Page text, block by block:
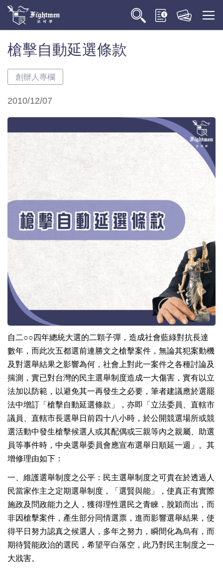
槍擊自動延選條款
創辦人專欄
2010/12/07
自二○○四年總統大選的二顆子彈，造成社會藍綠對抗長達
數年，而此次五都選前連勝文之槍擊案件，無論其犯案動機
及對選舉結果之影響為何，社會上對此一案件之各種討論及
揣測，實已對台灣的民主選舉制度造成一大傷害，實有以立
法加以防範，以避免其一再發生之必要，筆者建議應於選罷
法中增訂「槍擊自動延選條款」，亦即「立法委員、直轄市
議員、直轄市長選舉日前四十八小時，於公開競選場所或競
選活動中發生槍擊候選人或其配偶或三親等內之親屬、助選
員等事件時，中央選舉委員會應宣布選舉日順延一週」。其
增修理由如下：
一、維護選舉制度之公平：民主選舉制度之可貴在於透過人
民當家作主之定期選舉制度，「選賢與能」，使真正有實際
施政及問政能力之人，獲得理性選民之青睞，脫穎而出，而
非因槍擊案件，產生部分同情選票，進而影響選舉結果，使
得平日努力認真之候選人，多年之努力，瞬間化為烏有，而
期待賢能政治的選民，希望平白落空，此乃對民主制度之一
大戕害。